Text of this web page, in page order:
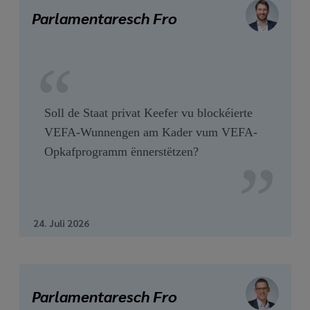
media
links
Parlamentaresch Fro
Soll de Staat privat Keefer vu blockéierte
VEFA-Wunnengen am Kader vum VEFA-
Opkafprogramm ënnerstëtzen?
24. Juli 2026
Parlamentaresch Fro